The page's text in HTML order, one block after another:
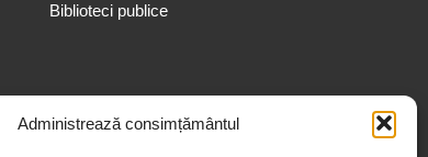
Administrează consimțământul
Biblioteci publice